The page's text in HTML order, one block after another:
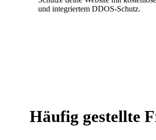
und integriertem DDOS-Schutz.
Häufig gestellte